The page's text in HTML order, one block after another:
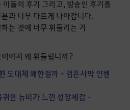
들의 후기 그리고, 방송인 후기를
과 너무 다르게 나아갑니다.
는 것에 너무 휘둘리는 거
야지 왜 휘둘럽니까?
도대체 왜한걸까 - 검은사막 인벤
한 뉴비가 느낀 성장체감 -